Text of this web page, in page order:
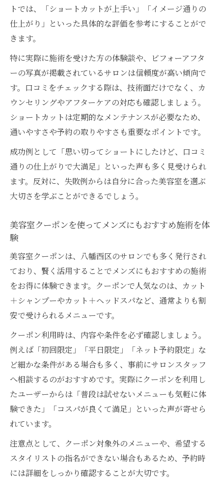
トでは、「ショートカットが上手い」「イメージ通りの
仕上がり」といった具体的な評価を参考にすることがで
きます。
特に実際に施術を受けた方の体験談や、ビフォーアフタ
ーの写真が掲載されているサロンは信頼度が高い傾向で
す。口コミをチェックする際は、技術面だけでなく、カ
ウンセリングやアフターケアの対応も確認しましょう。
ショートカットは定期的なメンテナンスが必要なため、
通いやすさや予約の取りやすさも重要なポイントです。
成功例として「思い切ってショートにしたけど、口コミ
通りの仕上がりで大満足」といった声も多く見受けられ
ます。反対に、失敗例からは自分に合った美容室を選ぶ
大切さを学ぶことができるでしょう。
美容室クーポンを使ってメンズにもおすすめ施術を体
験
美容室クーポンは、八幡西区のサロンでも多く発行され
ており、賢く活用することでメンズにもおすすめの施術
をお得に体験できます。クーポンで人気なのは、カット
＋シャンプーやカット＋ヘッドスパなど、通常よりも割
安で受けられるメニューです。
クーポン利用時は、内容や条件を必ず確認しましょう。
例えば「初回限定」「平日限定」「ネット予約限定」な
ど細かな条件がある場合も多く、事前にサロンスタッフ
へ相談するのがおすすめです。実際にクーポンを利用し
たユーザーからは「普段は試せないメニューも気軽に体
験できた」「コスパが良くて満足」といった声が寄せら
れています。
注意点として、クーポン対象外のメニューや、希望する
スタイリストの指名ができない場合もあるため、予約時
には詳細をしっかり確認することが大切です。